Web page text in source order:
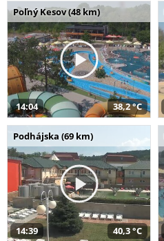
Poľný Kesov (48 km)
14:04 38,2 °C
Podhájska (69 km)
14:39 40,3 °C